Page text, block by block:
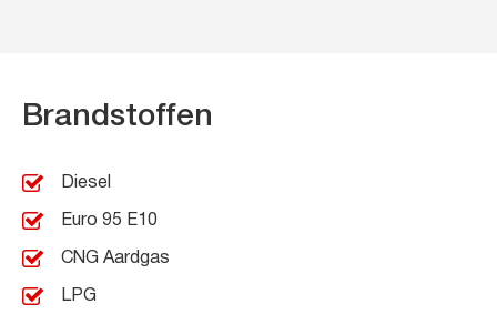
Brandstoffen
Diesel
Euro 95 E10
CNG Aardgas
LPG